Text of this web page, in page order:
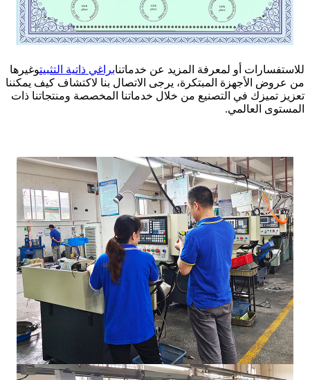
للاستفسارات أو لمعرفة المزيد عن خدماتنابراغي ذاتية التثبيتوغيرها
من عروض الأجهزة المبتكرة، يرجى الاتصال بنا لاكتشاف كيف يمكننا
تعزيز تميزك في التصنيع من خلال خدماتنا المخصصة ومنتجاتنا ذات
المستوى العالمي.